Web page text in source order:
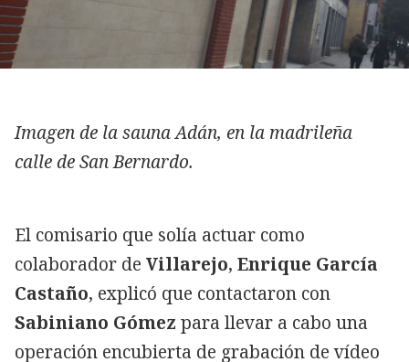
Imagen de la sauna Adán, en la madrileña
calle de San Bernardo.
El comisario que solía actuar como
colaborador de Villarejo, Enrique García
Castaño, explicó que contactaron con
Sabiniano Gómez para llevar a cabo una
operación encubierta de grabación de vídeo